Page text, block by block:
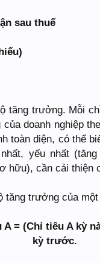
sau thuế
tăng trưởng. Mỗi
doanh nghiệp
toàn diện, có thể
yếu nhất
hữu), cần cải thiện
tăng trưởng của
= (Chỉ tiêu A kỳ
kỳ trước.